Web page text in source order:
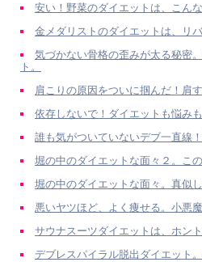
安い！野菜のダイエットは、こん
金メダリストのダイエットは、リ
気づかない骨格の歪みが太る秘密
ト。
肩こりの原因をついに掴んだ！肩
依存しないで！ダイエットも悩みも
誰も気がついていないデブ一直線
堀の中のダイエットな面々２。こ
堀の中のダイエットな面々。真似
悪いヤツほど、よく痩せる。小悪
サウナスーツダイエットは、ホン
デブレスパイラル脱出ダイエット